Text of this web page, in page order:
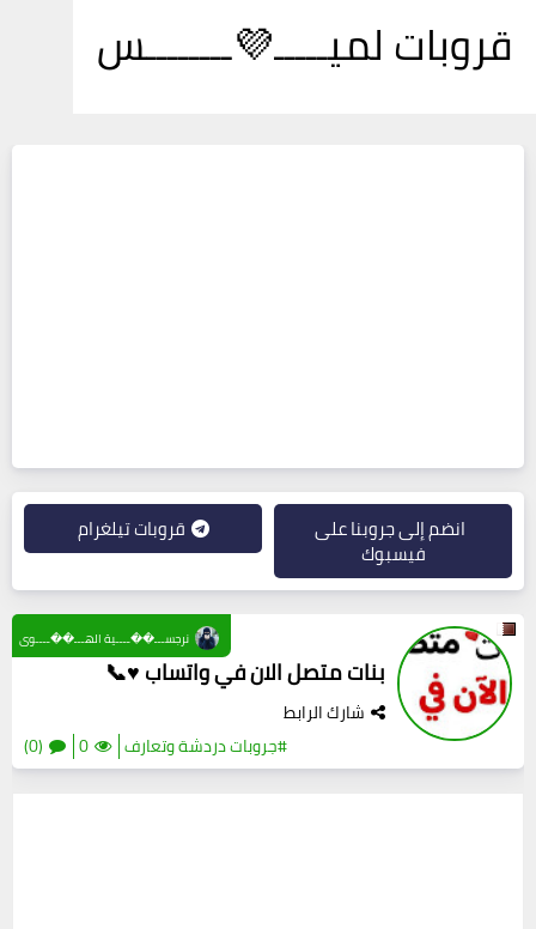
قروبات لميـــــ💜ــــــــس
انضم إلى جروبنا على
فيسبوك
قروبات تيلغرام
بنات متصل الان في واتساب ♥📞
شارك الرابط
#جروبات دردشة وتعارف
0
(0)
نرجســـ��ــــية الهـــ��ــــوى